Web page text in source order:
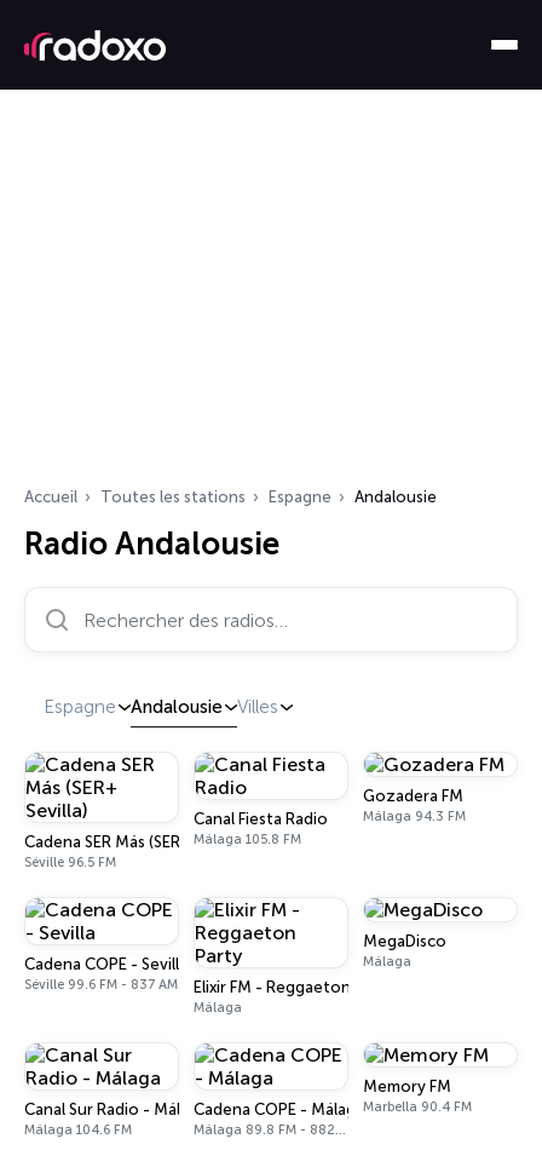
Accueil Toutes les stations Espagne Andalousie
Radio Andalousie
Rechercher des radios…
Espagne Andalousie Villes
Cadena SER Más (SER+ Sevilla)
Séville 96.5 FM
Canal Fiesta Radio
Málaga 105.8 FM
Gozadera FM
Málaga 94.3 FM
Cadena COPE - Sevilla
Séville 99.6 FM - 837 AM Elixir FM - Reggaeton Party
Málaga
MegaDisco
Málaga
Canal Sur Radio - Málaga
Málaga 104.6 FM
Cadena COPE - Málaga
Málaga 89.8 FM - 882 AM
Memory FM
Marbella 90.4 FM